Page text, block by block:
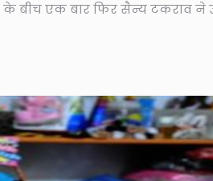
बीच एक बार फिर सैन्य टकराव ने